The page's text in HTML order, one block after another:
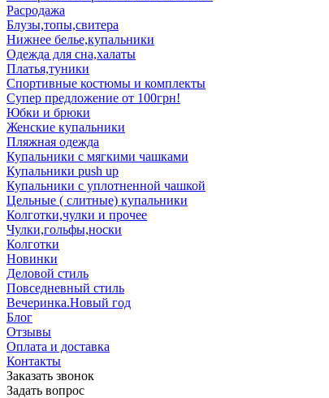
Расродажа
Блузы,топы,свитера
Нижнее белье,купальники
Одежда для сна,халаты
Платья,туники
Спортивные костюмы и комплекты
Супер предложение от 100грн!
Юбки и брюки
Женские купальники
Пляжная одежда
Купальники с мягкими чашками
Купальники push up
Купальники с уплотненной чашкой
Цельные ( слитные) купальники
Колготки,чулки и прочее
Чулки,гольфы,носки
Колготки
Новинки
Деловой стиль
Повседневный стиль
Вечеринка.Новый год
Блог
Отзывы
Оплата и доставка
Контакты
Заказать звонок
Задать вопрос